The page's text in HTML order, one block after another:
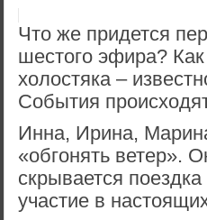
Что же придется
шестого эфира?
холостяка –
События
Инна, Ирина,
«обгонять ветер».
скрывается
участие в